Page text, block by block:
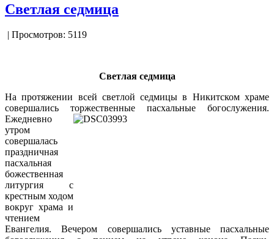
Светлая седмица
| Просмотров: 5119
Светлая седмица
На протяжении всей светлой седмицы в Никитском храме
совершались торжественные пасхальные богослужения.
Ежедневно
утром
совершалась
праздничная
пасхальная
божественная
литургия с
крестным ходом
вокруг храма и
чтением
Евангелия. Вечером совершались уставные пасхальные